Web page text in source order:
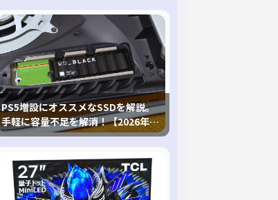
PS5増設にオススメなSSDを解説。
手軽に容量不足を解消！【2026年最
新、PS5 Proにも対応】